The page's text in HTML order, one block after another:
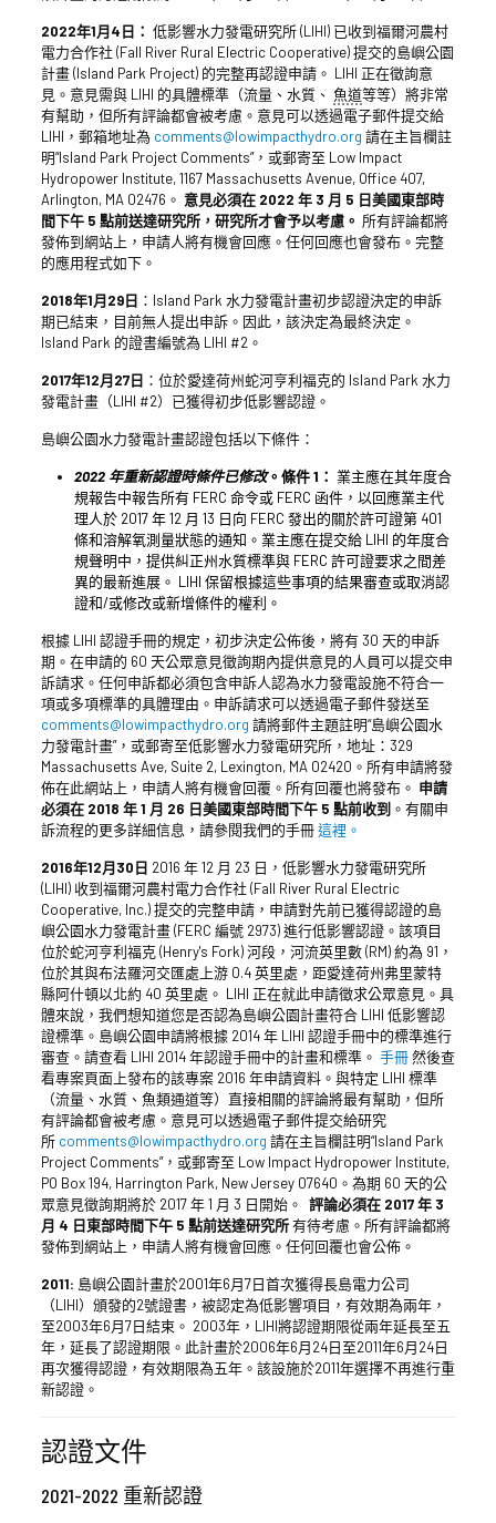
2022年1月4日： 低影響水力發電研究所 (LIHI) 已收到福爾河農村
電力合作社 (Fall River Rural Electric Cooperative) 提交的島嶼公園
計畫 (Island Park Project) 的完整再認證申請。 LIHI 正在徵詢意
見。意見需與 LIHI 的具體標準（流量、水質、 魚道等等）將非常
有幫助，但所有評論都會被考慮。意見可以透過電子郵件提交給
LIHI，郵箱地址為 comments@lowimpacthydro.org 請在主旨欄註
明“Island Park Project Comments”，或郵寄至 Low Impact
Hydropower Institute, 1167 Massachusetts Avenue, Office 407,
Arlington, MA 02476。 意見必須在 2022 年 3 月 5 日美國東部時
間下午 5 點前送達研究所，研究所才會予以考慮。 所有評論都將
發佈到網站上，申請人將有機會回應。任何回應也會發布。完整
的應用程式如下。
2018年1月29日 ：Island Park 水力發電計畫初步認證決定的申訴
期已結束，目前無人提出申訴。因此，該決定為最終決定。
Island Park 的證書編號為 LIHI #2。
2017年12月27日 ：位於愛達荷州蛇河亨利福克的 Island Park 水力
發電計畫（LIHI #2）已獲得初步低影響認證。
島嶼公園水力發電計畫認證包括以下條件：
2022 年重新認證時條件已修改。條件 1： 業主應在其年度合
規報告中報告所有 FERC 命令或 FERC 函件，以回應業主代
理人於 2017 年 12 月 13 日向 FERC 發出的關於許可證第 401
條和溶解氧測量狀態的通知。業主應在提交給 LIHI 的年度合
規聲明中，提供糾正州水質標準與 FERC 許可證要求之間差
異的最新進展。 LIHI 保留根據這些事項的結果審查或取消認
證和/或修改或新增條件的權利。
根據 LIHI 認證手冊的規定，初步決定公佈後，將有 30 天的申訴
期。在申請的 60 天公眾意見徵詢期內提供意見的人員可以提交申
訴請求。任何申訴都必須包含申訴人認為水力發電設施不符合一
項或多項標準的具體理由。申訴請求可以透過電子郵件發送至
comments@lowimpacthydro.org 請將郵件主題註明“島嶼公園水
力發電計畫”，或郵寄至低影響水力發電研究所，地址：329
Massachusetts Ave, Suite 2, Lexington, MA 02420。所有申請將發
佈在此網站上，申請人將有機會回覆。所有回覆也將發布。 申請
必須在 2018 年 1 月 26 日美國東部時間下午 5 點前收到 。有關申
訴流程的更多詳細信息，請參閱我們的手冊這裡。
2016年12月30日 2016 年 12 月 23 日，低影響水力發電研究所
(LIHI) 收到福爾河農村電力合作社 (Fall River Rural Electric
Cooperative, Inc.) 提交的完整申請，申請對先前已獲得認證的島
嶼公園水力發電計畫 (FERC 編號 2973) 進行低影響認證。該項目
位於蛇河亨利福克 (Henry's Fork) 河段，河流英里數 (RM) 約為 91，
位於其與布法羅河交匯處上游 0.4 英里處，距愛達荷州弗里蒙特
縣阿什頓以北約 40 英里處。 LIHI 正在就此申請徵求公眾意見。具
體來說，我們想知道您是否認為島嶼公園計畫符合 LIHI 低影響認
證標準。島嶼公園申請將根據 2014 年 LIHI 認證手冊中的標準進行
審查。請查看 LIHI 2014 年認證手冊中的計畫和標準。 手冊然後查
看專案頁面上發布的該專案 2016 年申請資料。與特定 LIHI 標準
（流量、水質、魚類通道等）直接相關的評論將最有幫助，但所
有評論都會被考慮。意見可以透過電子郵件提交給研究
所 comments@lowimpacthydro.org 請在主旨欄註明“Island Park
Project Comments”，或郵寄至 Low Impact Hydropower Institute,
PO Box 194, Harrington Park, New Jersey 07640。為期 60 天的公
眾意見徵詢期將於 2017 年 1 月 3 日開始。 評論必須在 2017 年 3
月 4 日東部時間下午 5 點前送達研究所有待考慮。所有評論都將
發佈到網站上，申請人將有機會回應。任何回覆也會公佈。
2011: 島嶼公園計畫於2001年6月7日首次獲得長島電力公司
（LIHI）頒發的2號證書，被認定為低影響項目，有效期為兩年，
至2003年6月7日結束。 2003年，LIHI將認證期限從兩年延長至五
年，延長了認證期限。此計畫於2006年6月24日至2011年6月24日
再次獲得認證，有效期限為五年。該設施於2011年選擇不再進行重
新認證。
認證文件
2021-2022 重新認證